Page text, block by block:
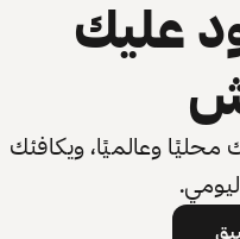
عليك
وعالميًا، ويكافئك